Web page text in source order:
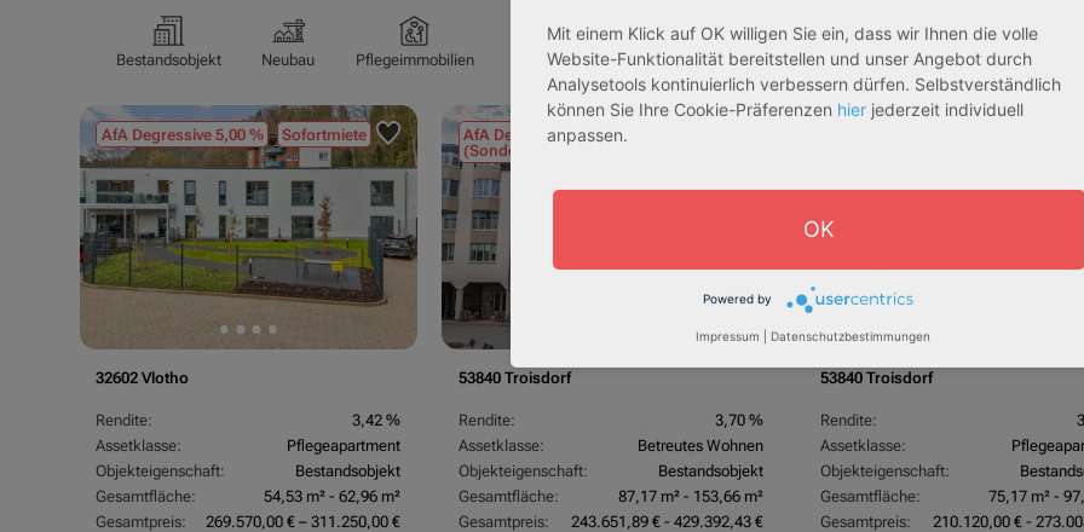
Bestandsobjekt Neubau Pflegeimmobilien Pflegeapartments Senioren-/Betreutes Wohnen
AfA Degressive 5,00 % Sofortmiete
32602 Vlotho
Rendite:
3,42 %
Assetklasse:
Pflegeapartment
Objekteigenschaft:
Bestandsobjekt
Gesamtfläche:
54,53 m² - 62,96 m²
Gesamtpreis:
269.570,00 € – 311.250,00 €
AfA Degressive 5,00 %
(Sondergutachten)
53840 Troisdorf
Rendite:
3,70 %
Assetklasse:
Betreutes Wohnen
Objekteigenschaft:
Bestandsobjekt
Gesamtfläche:
87,17 m² - 153,66 m²
Gesamtpreis:
243.651,89 € - 429.392,43 €
53840 Troisdorf
Rendite:
Assetklasse:
Objekteigenschaft:
Gesamtfläche:
75,17 m² -
Gesamtpreis:
210.120,00 € -
Mit einem Klick auf OK willigen Sie ein, dass wir Ihnen die volle
Website-Funktionalität bereitstellen und unser Angebot durch
Analysetools kontinuierlich verbessern dürfen. Selbstverständlich
können Sie Ihre Cookie-Präferenzen hier jederzeit individuell
anpassen.
OK
Powered by
Impressum Datenschutzbestimmungen